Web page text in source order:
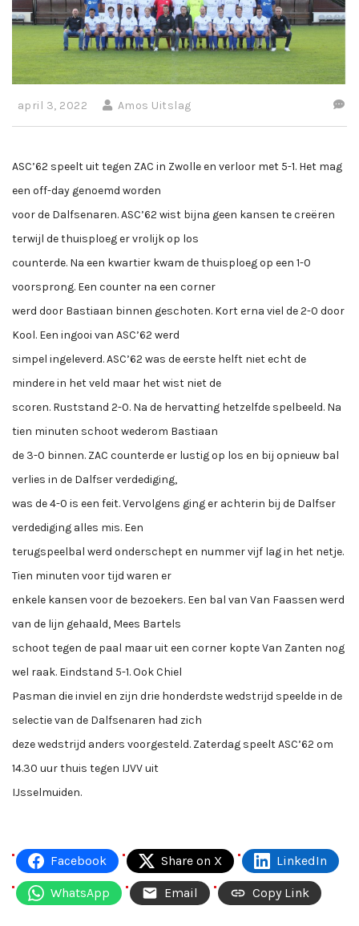
april 3, 2022 Amos Uitslag
ASC’62 speelt uit tegen ZAC in Zwolle en verloor met 5-1. Het mag
een off-day genoemd worden
voor de Dalfsenaren. ASC’62 wist bijna geen kansen te creëren
terwijl de thuisploeg er vrolijk op los
counterde. Na een kwartier kwam de thuisploeg op een 1-0
voorsprong. Een counter na een corner
werd door Bastiaan binnen geschoten. Kort erna viel de 2-0 door
Kool. Een ingooi van ASC’62 werd
simpel ingeleverd. ASC’62 was de eerste helft niet echt de
mindere in het veld maar het wist niet de
scoren. Ruststand 2-0. Na de hervatting hetzelfde spelbeeld. Na
tien minuten schoot wederom Bastiaan
de 3-0 binnen. ZAC counterde er lustig op los en bij opnieuw bal
verlies in de Dalfser verdediging,
was de 4-0 is een feit. Vervolgens ging er achterin bij de Dalfser
verdediging alles mis. Een
terugspeelbal werd onderschept en nummer vijf lag in het netje.
Tien minuten voor tijd waren er
enkele kansen voor de bezoekers. Een bal van Van Faassen werd
van de lijn gehaald, Mees Bartels
schoot tegen de paal maar uit een corner kopte Van Zanten nog
wel raak. Eindstand 5-1. Ook Chiel
Pasman die inviel en zijn drie honderdste wedstrijd speelde in de
selectie van de Dalfsenaren had zich
deze wedstrijd anders voorgesteld. Zaterdag speelt ASC’62 om
14.30 uur thuis tegen IJVV uit
IJsselmuiden.
Facebook Share on X LinkedIn
WhatsApp Email Copy Link